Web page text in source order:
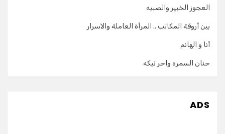
العجوز الخبير والصبيه
بين أروقة المكاتب .. المرأة العاملة والاسرار
أنا و الهانم
حنان السمره واحر نيكه
ADS